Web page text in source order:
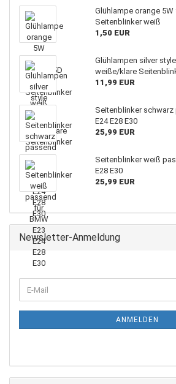
Glühlampe orange
Seitenblinker weiß
1,50 EUR
Glühlampen silver
weiße/klare
11,99 EUR
Seitenblinker schwarz
E24 E28 E30
25,99 EUR
Seitenblinker weiß
E28 E30
25,99 EUR
Newsletter-Anmeldung
ANMELDEN